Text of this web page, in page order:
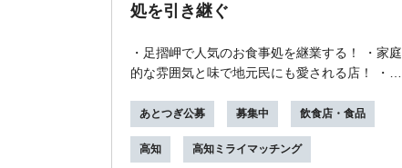
処を引き継ぐ
・足摺岬で人気のお食事処を継業する！ ・家庭
的な雰囲気と味で地元民にも愛される店！ ・外
光地な...
あとつぎ公募 募集中 飲食店・食品
高知 高知ミライマッチング